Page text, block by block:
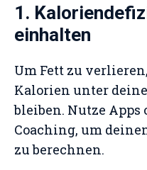
1.
einhalten
Um Fett zu
Kalorien unter
bleiben. Nutze Apps
Coaching, um
zu berechnen.